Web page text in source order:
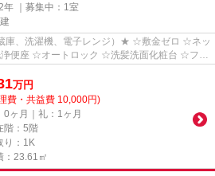
｜募集中： 1室
庫、洗濯機、電子レンジ）★ ☆敷金ゼロ ☆ネッ
便座 ☆オートロック ☆洗髪洗面化粧台 ☆フロ
...
万円
費・共益費 10,000円)
0ヶ月｜礼：1ヶ月
階：5階
り：1K
：23.61㎡